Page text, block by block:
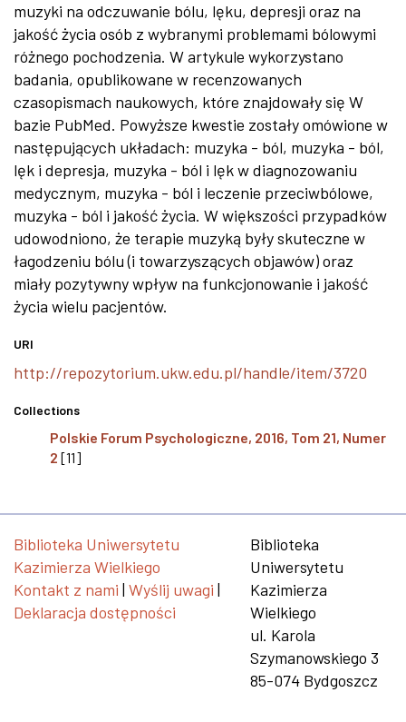
muzyki na odczuwanie bólu, lęku, depresji oraz na
jakość życia osób z wybranymi problemami bólowymi
różnego pochodzenia. W artykule wykorzystano
badania, opublikowane w recenzowanych
czasopismach naukowych, które znajdowały się W
bazie PubMed. Powyższe kwestie zostały omówione w
następujących układach: muzyka - ból, muzyka - ból,
lęk i depresja, muzyka - ból i lęk w diagnozowaniu
medycznym, muzyka - ból i leczenie przeciwbólowe,
muzyka - ból i jakość życia. W większości przypadków
udowodniono, że terapie muzyką były skuteczne w
łagodzeniu bólu (i towarzyszących objawów) oraz
miały pozytywny wpływ na funkcjonowanie i jakość
życia wielu pacjentów.
URI
http://repozytorium.ukw.edu.pl/handle/item/3720
Collections
Polskie Forum Psychologiczne, 2016, Tom 21, Numer
2 [11]
Biblioteka Uniwersytetu
Kazimierza Wielkiego
Kontakt z nami | Wyślij uwagi |
Deklaracja dostępności
Biblioteka
Uniwersytetu
Kazimierza
Wielkiego
ul. Karola
Szymanowskiego 3
85-074 Bydgoszcz